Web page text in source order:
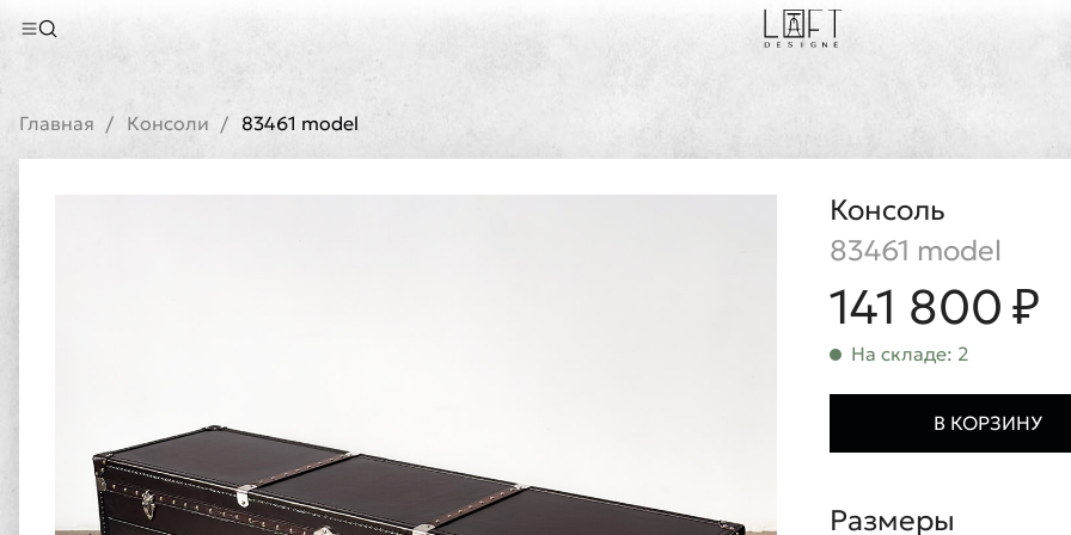
Главная Консоли 83461 model
Консоль
83461 model
141 800 ₽
На складе: 2
В КОРЗИНУ
Размеры